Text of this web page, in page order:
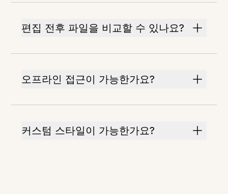
편집 전후 파일을 비교할 수 있나요?
오프라인 접근이 가능한가요?
커스텀 스타일이 가능한가요?